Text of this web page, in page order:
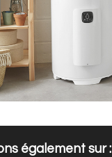
également sur :